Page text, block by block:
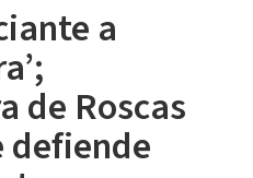
a
de Roscas
defiende